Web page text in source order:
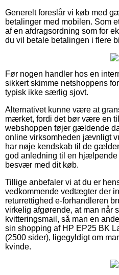
Generelt foreslår vi køb med
betalinger med mobilen. Som
af en afdragsordning som for
du vil betale betalingen i flere
Før nogen handler hos en
sikkert skimme netshoppens
typisk ikke særlig sjovt.
Alternativet kunne være at
mærket, fordi det bør være en
webshoppen føjer gældende
online virksomheden jævnligt
har nøje kendskab til de
god anledning til en hjælpende
besvær med dit køb.
Tillige anbefaler vi at du er
vedkommende vedtægter der
returrettighed e-forhandleren
virkelig afgørende, at man når
kvitteringsmail, så man en
sin shopping af HP EP25 BK
(2500 sider), ligegyldigt om
kvinde.